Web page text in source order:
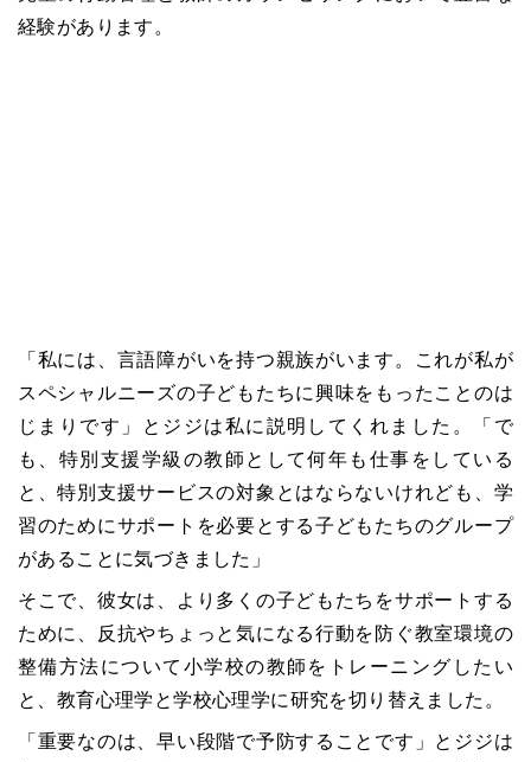
経験があります。
「私には、言語障がいを持つ親族がいます。これが私が
スペシャルニーズの子どもたちに興味をもったことのは
じまりです」とジジは私に説明してくれました。「で
も、特別支援学級の教師として何年も仕事をしている
と、特別支援サービスの対象とはならないけれども、学
習のためにサポートを必要とする子どもたちのグループ
があることに気づきました」
そこで、彼女は、より多くの子どもたちをサポートする
ために、反抗やちょっと気になる行動を防ぐ教室環境の
整備方法について小学校の教師をトレーニングしたい
と、教育心理学と学校心理学に研究を切り替えました。
「重要なのは、早い段階で予防することです」とジジは